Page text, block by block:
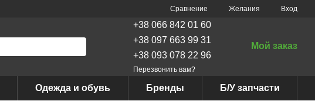
Сравнение Желания Вход
+38 066 842 01 60
+38 097 663 99 31
+38 093 078 22 96
Перезвонить вам?
Мой заказ
Одежда и обувь Бренды Б/У запчасти